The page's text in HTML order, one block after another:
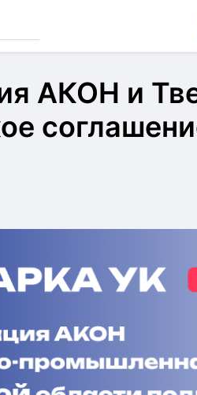
АКОН и